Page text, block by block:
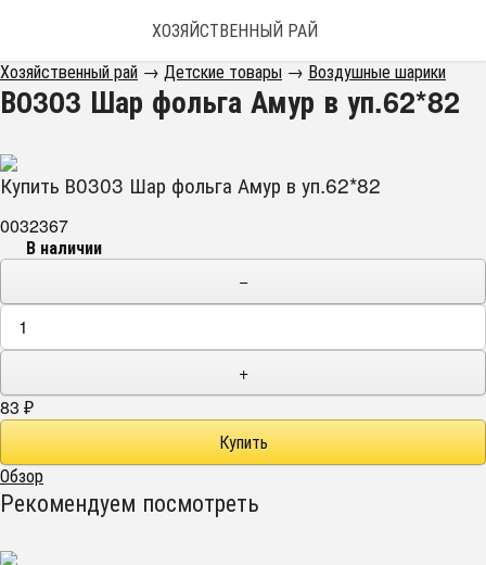
ХОЗЯЙСТВЕННЫЙ РАЙ
Хозяйственный рай → Детские товары → Воздушные шарики
В0303 Шар фольга Амур в уп.62*82
Купить В0303 Шар фольга Амур в уп.62*82
0032367
В наличии
−
+
83 ₽
Обзор
Рекомендуем посмотреть